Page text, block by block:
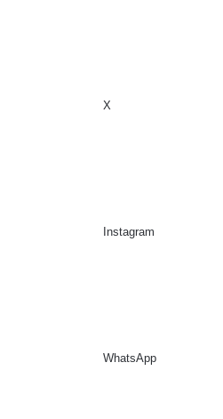
X
Instagram
WhatsApp